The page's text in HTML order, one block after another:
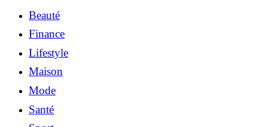
Beauté
Finance
Lifestyle
Maison
Mode
Santé